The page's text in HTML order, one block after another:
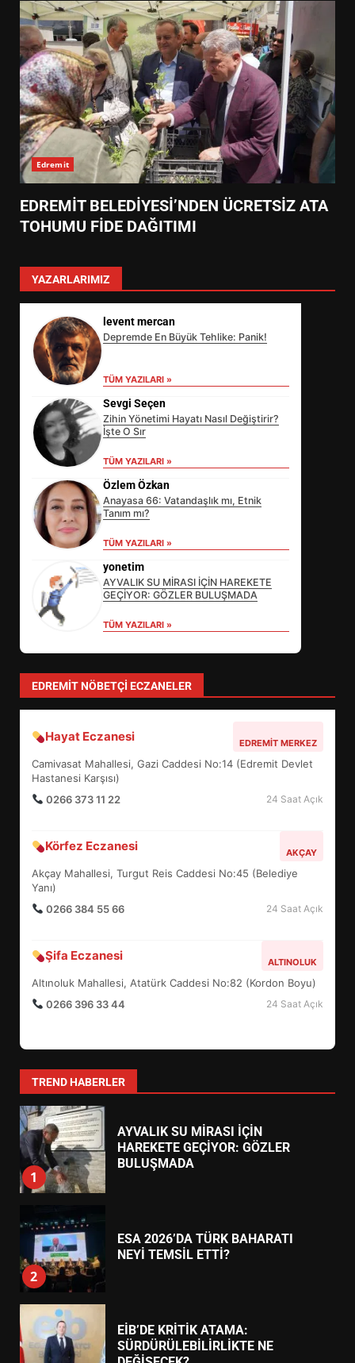
Edremit
EDREMİT BELEDİYESİ’NDEN ÜCRETSİZ ATA
TOHUMU FİDE DAĞITIMI
YAZARLARIMIZ
levent mercan
Depremde En Büyük Tehlike: Panik!
TÜM YAZILARI »
Sevgi Seçen
Zihin Yönetimi Hayatı Nasıl Değiştirir?
İşte O Sır
TÜM YAZILARI »
Özlem Özkan
Anayasa 66: Vatandaşlık mı, Etnik
Tanım mı?
TÜM YAZILARI »
yonetim
AYVALIK SU MİRASI İÇİN HAREKETE
GEÇİYOR: GÖZLER BULUŞMADA
TÜM YAZILARI »
EDREMIT NÖBETÇI ECZANELER
Hayat Eczanesi EDREMIT MERKEZ
Camivasat Mahallesi, Gazi Caddesi No:14 (Edremit Devlet
Hastanesi Karşısı)
0266 373 11 22
24 Saat Açık
Körfez Eczanesi AKÇAY
Akçay Mahallesi, Turgut Reis Caddesi No:45 (Belediye
Yanı)
0266 384 55 66
24 Saat Açık
Şifa Eczanesi ALTINOLUK
Altınoluk Mahallesi, Atatürk Caddesi No:82 (Kordon Boyu)
0266 396 33 44
24 Saat Açık
TREND HABERLER
3
EİB’DE KRİTİK ATAMA:
SÜRDÜRÜLEBİLİRLİKTE NE
4
EDREMİT’İN GURURU TÜRKİYE
FİNALİNDE NE BAŞARDI?
5
BALIKESİR MÜZELERİNDE SÜRE
6
TURNUVASI KAYITLARI NEYİ
DEĞİŞTİRİYOR?
7
YENİ YÖNETİM NASIL
1
AYVALIK SU MİRASI İÇİN
HAREKETE GEÇİYOR: GÖZLER
BULUŞMADA
2
ESA 2026’DA TÜRK BAHARATI
NEYİ TEMSİL ETTİ?
EİB’DE KRİTİK ATAMA:
SÜRDÜRÜLEBİLİRLİKTE NE